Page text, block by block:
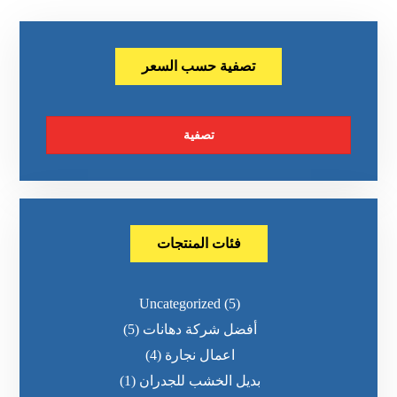
تصفية حسب السعر
تصفية
فئات المنتجات
Uncategorized (5)
أفضل شركة دهانات (5)
اعمال نجارة (4)
بديل الخشب للجدران (1)